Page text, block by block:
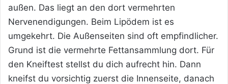
außen. Das liegt an den dort vermehrten
Nervenendigungen. Beim Lipödem ist es
umgekehrt. Die Außenseiten sind oft empfindlicher.
Grund ist die vermehrte Fettansammlung dort. Für
den Kneiftest stellst du dich aufrecht hin. Dann
kneifst du vorsichtig zuerst die Innenseite, danach